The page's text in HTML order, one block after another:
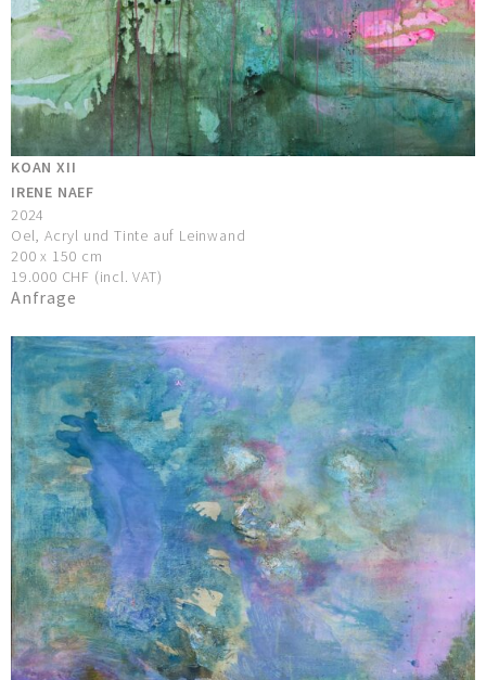
KOAN XII
IRENE NAEF
2024
Oel, Acryl und Tinte auf Leinwand
200 x 150 cm
19.000 CHF (incl. VAT)
Anfrage